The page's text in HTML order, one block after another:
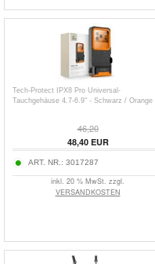
Tech-Protect IPX8 Pro Universal-
Tauchgehäuse 4.7-6.9" - Schwarz / Orange
46,20
48,40EUR
ART. NR.: 3017287
inkl. 20 % MwSt. zzgl.
VERSANDKOSTEN